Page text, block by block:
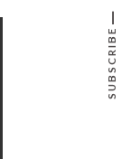
SUBSCRIBE